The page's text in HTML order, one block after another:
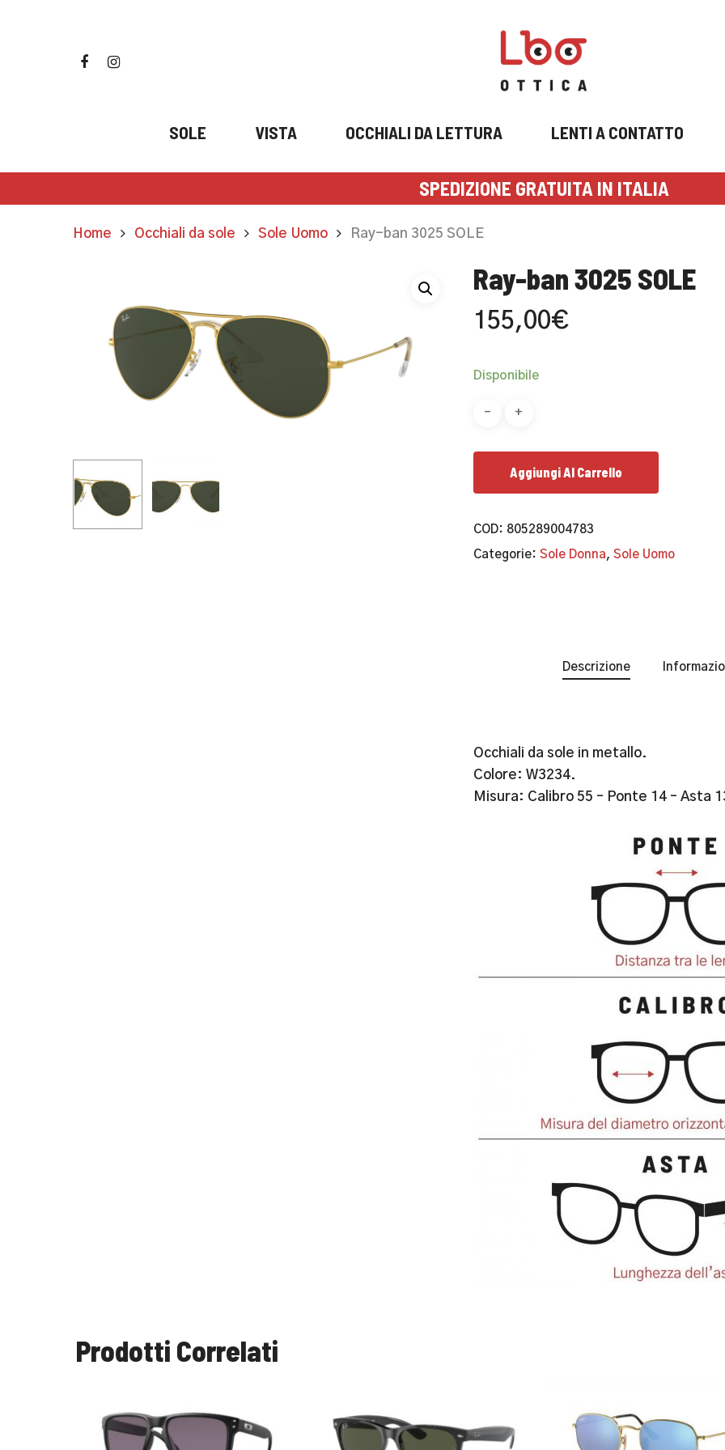
Premi invio per cercare o ESC per uscire
facebookinstagram
SOLE VISTA OCCHIALI DA LETTURA LENTI A CONTATTO
SPEDIZIONE GRATUITA IN ITALIA
Home Occhiali da sole Sole Uomo Ray-ban 3025 SOLE
Ray-ban 3025 SOLE
155,00€
Disponibile
Aggiungi Al Carrello
COD: 805289004783
Categorie: Sole Donna, Sole Uomo
Descrizione
Occhiali da sole in metallo.
Colore: W3234.
Misura: Calibro 55 – Ponte 14 – Asta
Prodotti Correlati